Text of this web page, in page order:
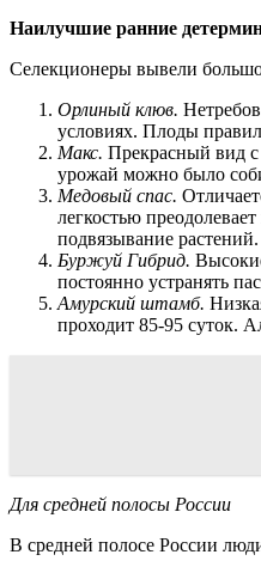
Наилучшие ранние
Селекционеры вывели
Орлиный клюв.
условиях. Плоды
Макс. Прекрасный вид с
урожай можно было
Медовый спас.
легкостью
подвязывание растений.
Буржуй Гибрид.
постоянно устранять
Амурский штамб.
проходит 85-95 суток.
Для средней полосы России
В средней полосе России